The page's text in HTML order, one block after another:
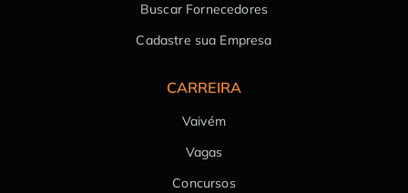
Buscar Fornecedores
Cadastre sua Empresa
CARREIRA
Vaivém
Vagas
Concursos